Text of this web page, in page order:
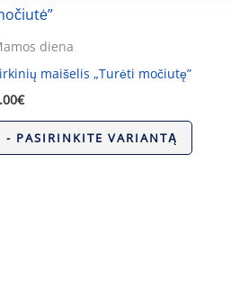
diena
maišelis „Turėti močiutę”
€
- PASIRINKITE VARIANTĄ